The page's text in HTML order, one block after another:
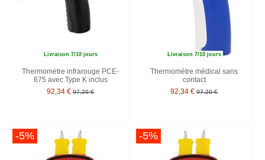
Livraison 7/10 jours
Thermomètre infrarouge PCE-
675 avec Type K inclus
92,34 € 97,20 €
Livraison 7/10 jours
Thermomètre médical sans
contact
92,34 € 97,20 €
-5% -5%